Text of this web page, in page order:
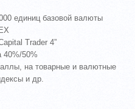
единиц базовой валюты
Trader 4”
40%/50%
на товарные и валютные
и др.